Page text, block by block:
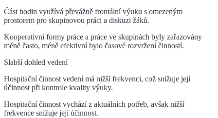
Část hodin využívá převážně frontální výuku s omezeným
prostorem pro skupinovou práci a diskuzi žáků.
Kooperativní formy práce a práce ve skupinách byly zařazovány
méně často, méně efektivní bylo časové rozvržení činností.
Slabší dohled vedení
Hospitační činnost vedení má nižší frekvenci, což snižuje její
účinnost při kontrole kvality výuky.
Hospitační činnost vychází z aktuálních potřeb, avšak nižší
frekvence snižuje její účinnost.